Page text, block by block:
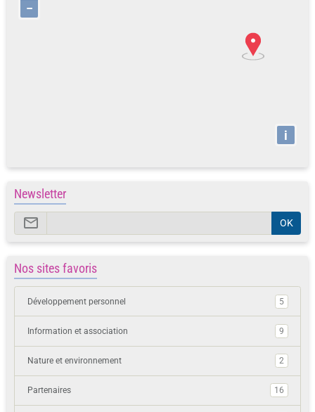
−
i
Newsletter
OK
Nos sites favoris
Développement personnel 5
Information et association 9
Nature et environnement 2
Partenaires 16